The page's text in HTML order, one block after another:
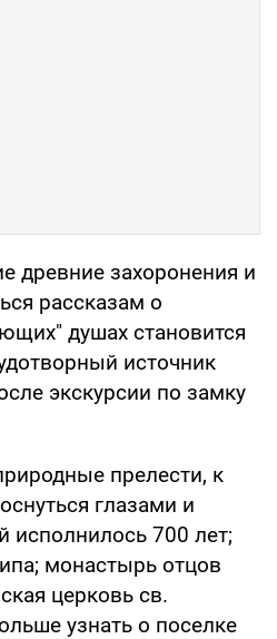
древние захоронения и
рассказам о
душах становится
источник
экскурсии по замку
прелести, к
глазами и
исполнилось 700 лет;
монастырь отцов
церковь св.
узнать о поселке